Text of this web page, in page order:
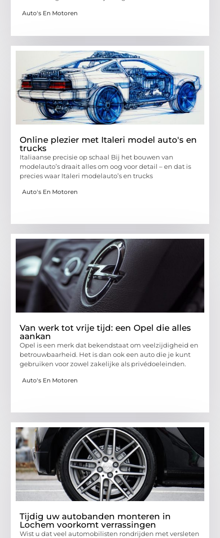
Auto's En Motoren
Online plezier met Italeri model auto's en
trucks
Italiaanse precisie op schaal Bij het bouwen van
modelauto’s draait alles om oog voor detail – en dat is
precies waar Italeri modelauto’s en trucks
Auto's En Motoren
Van werk tot vrije tijd: een Opel die alles
aankan
Opel is een merk dat bekendstaat om veelzijdigheid en
betrouwbaarheid. Het is dan ook een auto die je kunt
gebruiken voor zowel zakelijke als privédoeleinden.
Auto's En Motoren
Tijdig uw autobanden monteren in
Lochem voorkomt verrassingen
Wist u dat veel automobilisten rondrijden met versleten